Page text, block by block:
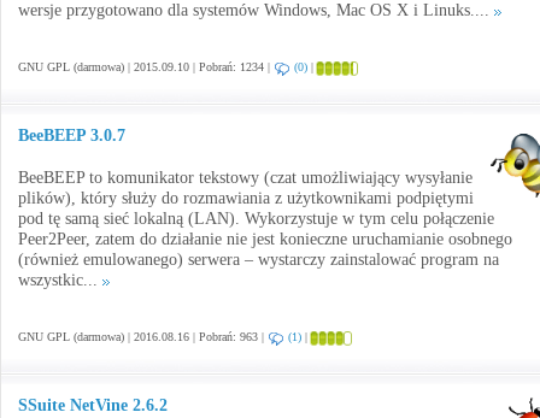
wersje przygotowano dla systemów Windows, Mac OS X i Linuks....
GNU GPL (darmowa) | 2015.09.10 | Pobrań: 1234 | (0) |
BeeBEEP 3.0.7
BeeBEEP to komunikator tekstowy (czat umożliwiający wysyłanie
plików), który służy do rozmawiania z użytkownikami podpiętymi
pod tę samą sieć lokalną (LAN). Wykorzystuje w tym celu połączenie
Peer2Peer, zatem do działanie nie jest konieczne uruchamianie osobnego
(również emulowanego) serwera – wystarczy zainstalować program na
wszystkic...
GNU GPL (darmowa) | 2016.08.16 | Pobrań: 963 | (1) |
SSuite NetVine 2.6.2